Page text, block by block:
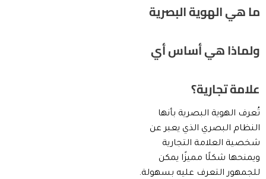
ما هي الهوية البصرية
ولماذا هي أساس أي
علامة تجارية؟
تُعرف الهوية البصرية بأنها
النظام البصري الذي يعبر عن
شخصية العلامة التجارية
ويمنحها شكلًا مميزًا يمكن
للجمهور التعرف عليه بسهولة.